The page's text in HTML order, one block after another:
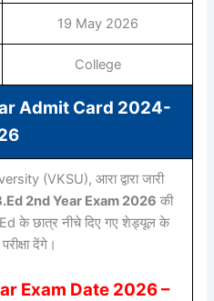
19 May 2026
College
Admit Card 2024-
(VKSU), आरा द्वारा जारी
2nd Year Exam 2026 की
के छात्र नीचे दिए गए शेड्यूल के
देंगे।
Exam Date 2026 –